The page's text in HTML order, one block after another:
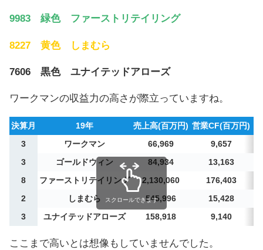
9983 緑色 ファーストリテイリング
8227 黄色 しまむら
7606 黒色 ユナイテッドアローズ
ワークマンの収益力の高さが際立っていますね。
決算月 19年 売上高(百万円) 営業CF(百万円)
3
ワークマン 66,969 9,657
3
ゴールドウィン 84,934 13,163
8
ファーストリテイリング 2,130,060 176,403
2
しまむら 545,996 15,428
3
ユナイテッドアローズ 158,918 9,140
スクロールできます
ここまで高いとは想像もしていませんでした。